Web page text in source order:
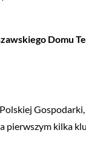
Domu
kilka